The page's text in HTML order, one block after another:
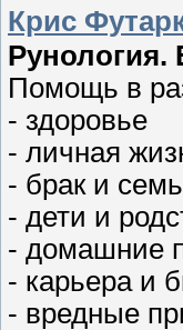
Крис
Рунология.
Помощь в
- здоровье
- личная
- брак и
- дети и
- домашние
- карьера и
- вредные